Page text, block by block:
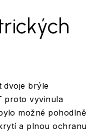
dvoje brýle
proto vyvinula
možné pohodlně
a plnou ochranu